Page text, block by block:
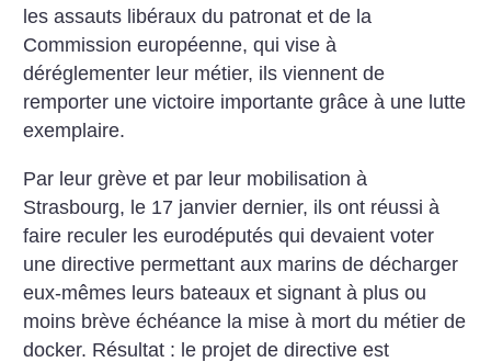
les assauts libéraux du patronat et de la
Commission européenne, qui vise à
déréglementer leur métier, ils viennent de
remporter une victoire importante grâce à une lutte
exemplaire.
Par leur grève et par leur mobilisation à
Strasbourg, le 17 janvier dernier, ils ont réussi à
faire reculer les eurodéputés qui devaient voter
une directive permettant aux marins de décharger
eux-mêmes leurs bateaux et signant à plus ou
moins brève échéance la mise à mort du métier de
docker. Résultat : le projet de directive est